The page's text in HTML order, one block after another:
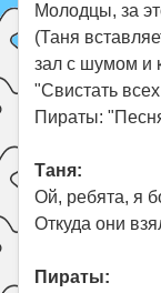
Молодцы, за
(Таня
зал с шумом и
"Свистать
Пираты:
Таня:
Ой, ребята, я
Откуда они
Пираты: